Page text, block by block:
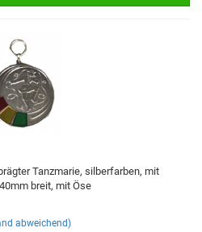
Tanzmarie, silberfarben, mit
breit, mit Öse
abweichend)